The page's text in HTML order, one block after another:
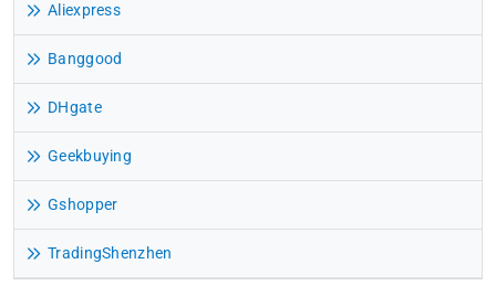
Aliexpress
Banggood
DHgate
Geekbuying
Gshopper
TradingShenzhen